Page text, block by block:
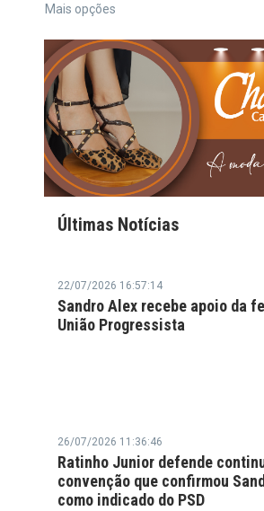
Mais opções
Últimas Notícias
22/07/2026 16:57:14
Sandro Alex recebe apoio da
União Progressista
26/07/2026 11:36:46
Ratinho Junior defende
convenção que confirmou
como indicado do PSD